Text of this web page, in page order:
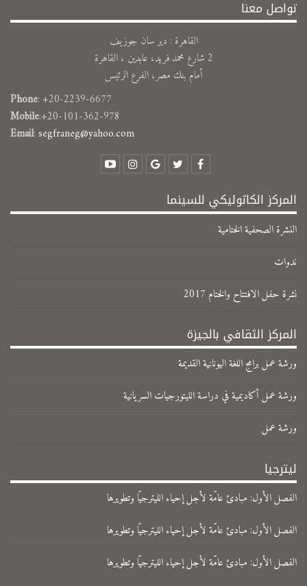
تواصل معنا
القاهرة : دير سان جوزيف
2 شارع محمد فريد، عابدين ، القاهرة
أمام بنك مصر، الفرع الرئيس
Phone: +20-2239-6677
Mobile:+20-101-362-978
Email:segfraneg@yahoo.com
المركز الكاثوليكي للسينما
النشرة الصحفية الختامية
ندوات
نشرة حفل الافتتاح والختام 2017
المركز الثقافي بالجيزة
ورشة عمل برامج اللغة اليونانية القديمة
ورشة عمل أكاديمية في دراسة الليتورجيات السريانية
ورشة عمل
ليترجيا
الفصل الأول: مبادئ عامّة لأجل إحياء الليترجيّا وتطويرها
الفصل الأول: مبادئ عامّة لأجل إحياء الليترجيّا وتطويرها
الفصل الأول: مبادئ عامّة لأجل إحياء الليترجيّا وتطويرها